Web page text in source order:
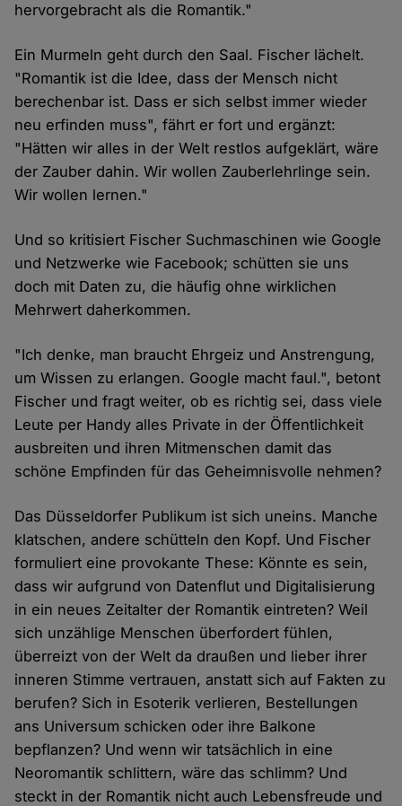
hervorgebracht als die Romantik."
Ein Murmeln geht durch den Saal. Fischer lächelt.
"Romantik ist die Idee, dass der Mensch nicht
berechenbar ist. Dass er sich selbst immer wieder
neu erfinden muss", fährt er fort und ergänzt:
"Hätten wir alles in der Welt restlos aufgeklärt, wäre
der Zauber dahin. Wir wollen Zauberlehrlinge sein.
Wir wollen lernen."
Und so kritisiert Fischer Suchmaschinen wie Google
und Netzwerke wie Facebook; schütten sie uns
doch mit Daten zu, die häufig ohne wirklichen
Mehrwert daherkommen.
"Ich denke, man braucht Ehrgeiz und Anstrengung,
um Wissen zu erlangen. Google macht faul.", betont
Fischer und fragt weiter, ob es richtig sei, dass viele
Leute per Handy alles Private in der Öffentlichkeit
ausbreiten und ihren Mitmenschen damit das
schöne Empfinden für das Geheimnisvolle nehmen?
Das Düsseldorfer Publikum ist sich uneins. Manche
klatschen, andere schütteln den Kopf. Und Fischer
formuliert eine provokante These: Könnte es sein,
dass wir aufgrund von Datenflut und Digitalisierung
in ein neues Zeitalter der Romantik eintreten? Weil
sich unzählige Menschen überfordert fühlen,
überreizt von der Welt da draußen und lieber ihrer
inneren Stimme vertrauen, anstatt sich auf Fakten zu
berufen? Sich in Esoterik verlieren, Bestellungen
ans Universum schicken oder ihre Balkone
bepflanzen? Und wenn wir tatsächlich in eine
Neoromantik schlittern, wäre das schlimm? Und
steckt in der Romantik nicht auch Lebensfreude und